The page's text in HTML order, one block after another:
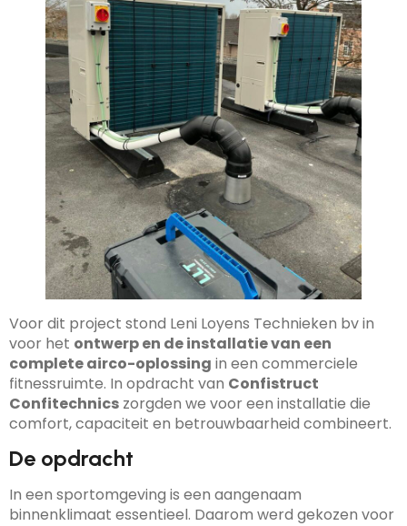
Voor dit project stond Leni Loyens Technieken bv in
voor het ontwerp en de installatie van een
complete airco-oplossing in een commerciele
fitnessruimte. In opdracht van Confistruct
Confitechnics zorgden we voor een installatie die
comfort, capaciteit en betrouwbaarheid combineert.
De opdracht
In een sportomgeving is een aangenaam
binnenklimaat essentieel. Daarom werd gekozen voor